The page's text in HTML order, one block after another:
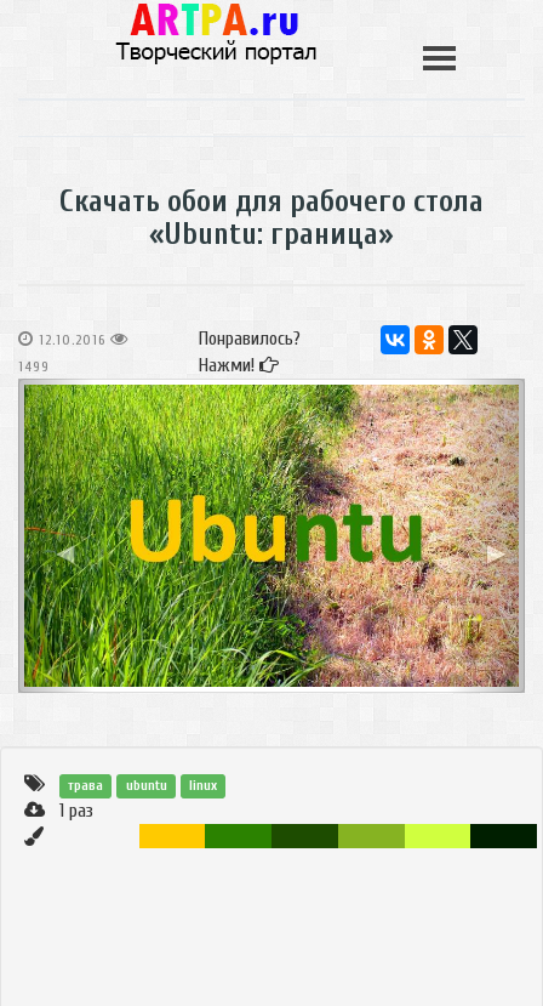
Скачать обои для рабочего стола
«Ubuntu: граница»
12.10.2016
1499
Понравилось?
Нажми!
◀ ▶
трава ubuntu linux
1 раз